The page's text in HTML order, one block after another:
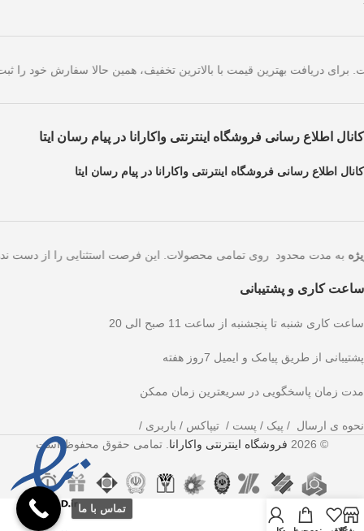
خریدهای امروز است. برای دریافت بهترین قیمت با بالاترین تخفیف،
کانال اطلاع رسانی فروشگاه اینترنتی واکارانا در پیام رسان ایتا
کانال اطلاع رسانی فروشگاه اینترنتی واکارانا در پیام رسان ایتا
به مدت محدود روی تمامی محصولات. این فرصت
ساعت کاری و پشتیبانی
ساعت کاری شنبه تا پنجشنبه از ساعت 11 صبح الی 20
پشتیبانی از طریق پیامک و ایمیل 7روز هفته
مدت زمان پاسخگویی در سریعترین زمان ممکن
نحوه ی ارسال / پیک / پست / تیپاکس / باربری /
© 2026
فروشگاه اینترنتی واکارانا . تمامی حقوق محفوظ است
تماس با ما